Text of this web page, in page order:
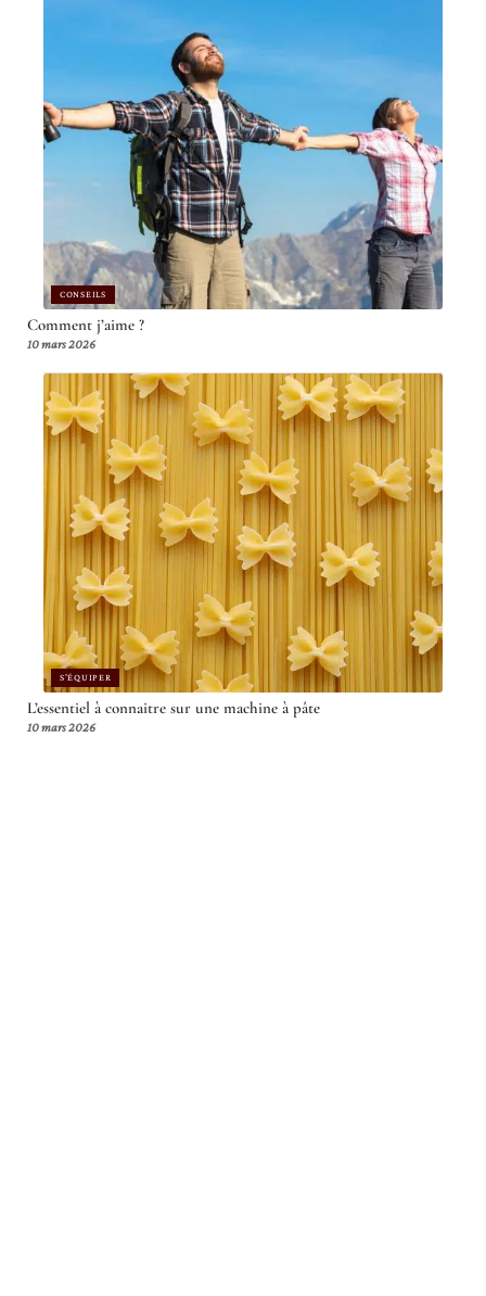
CONSEILS
Comment j’aime ?
10 mars 2026
S'ÉQUIPER
L’essentiel à connaitre sur une machine à pâte
10 mars 2026